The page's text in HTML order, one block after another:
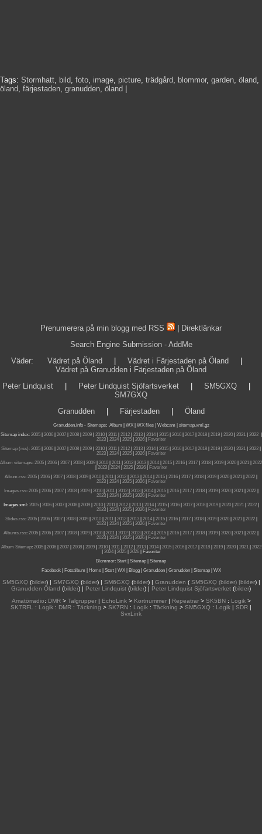
Tags: Stormhatt, bild, foto, image, picture, trädgård, blommor, garden, öland,
öland, färjestaden, granudden, öland
Prenumerera på min blogg med RSS
Direktlänkar
Search Engine Submission - AddMe
Väder: Vädret på Öland Vädret i Färjestaden på Öland
Vädret på Granudden i Färjestaden på Öland
Peter Lindquist
Peter Lindquist Sjöfartsverket SM5GXQ
SM7GXQ
Granudden| Färjestaden| Öland
Granudden.info- Sitemaps: Album WX WX files | Webcam |
sitemap.xml.gz
Sitemap index: 2005| 2006| 2007| 2008| 2009| 2010| 2011| 2012| 2013| 2014| 2015| 2016| 2017| 2018| 2019| 2020| 2021| 2022|
2023| 2024| 2025| 2026|
Favoriter
Sitemap (rss): 2005 2006 2007 2008 2009 2010 2011 2012 2013 2014 2015 2016 2017 2018 2019 2020 2021 2022
2023| 2024| 2025| 2026|
Favoriter
Album sitemaps: 2005 2006 2007 2008 2009 2010 2011 2012 2013 2014 2015 2016 2017 2018 2019 2020 2021
2022
2023| 2024| 2025| 2026|
Favoriter
Album.rss: 2005 2006 2007 2008 2009 2010 2011 2012 2013 2014 2015 2016 2017 2018 2019 2020 2021 2022
2023| 2024| 2025| 2026|
Favoriter
Images.rss: 2005| 2006| 2007| 2008| 2009| 2010| 2011| 2012| 2013| 2014| 2015| 2016| 2017| 2018| 2019| 2020| 2021| 2022|
2023| 2024| 2025| 2026|
Favoriter
Images.xml: 2005| 2006| 2007| 2008| 2009| 2010| 2011| 2012| 2013| 2014| 2015| 2016| 2017| 2018| 2019| 2020| 2021| 2022|
2023| 2024| 2025| 2026|
Favoriter
Slides.rss: 2005| 2006| 2007| 2008| 2009| 2010| 2011| 2012| 2013| 2014| 2015| 2016| 2017| 2018| 2019| 2020| 2021| 2022|
2023| 2024| 2025| 2026|
Favoriter
Albums.rss: 2005 2006 2007 2008 2009 2010 2011 2012 2013 2014 2015 2016 2017 2018 2019 2020 2021 2022
2023| 2024| 2025| 2026|
Favoriter
Album Sitemap: 2005| 2006| 2007| 2008| 2009| 2010| 2011| 2012| 2013| 2014| 2015 | 2016| 2017| 2018| 2019| 2020| 2021| 2022
2024| 2025| 2026|
Favoriter
Blommor: Start Sitemap
Sitemap
Facebook| Fotoalbum Home| Start| WX| Blogg| Granudden| Granudden| Sitemap| WX
SM5GXQ(bilder) | SM7GXQ(bilder) | SM6GXQ(bilder) | Granudden (SM5GXQ (bilder) |bilder) |
Granudden Öland (bilder) | Peter Lindquist (bilder) | Peter Lindquist Sjöfartsverket (bilder)
Amatörradio: DMR> Talgrupper| EchoLink> Kortnummer| Repeatrar> SK5BN: Logik>
SK7RFL
: Logik : DMR : Täckning > SK7RN : Logik : Täckning > SM5GXQ : Logik | SDR |
SvxLink